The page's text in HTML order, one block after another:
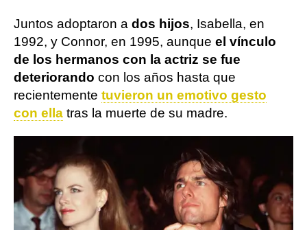
Juntos adoptaron a dos hijos, Isabella, en
1992, y Connor, en 1995, aunque el vínculo
de los hermanos con la actriz se fue
deteriorando con los años hasta que
recientemente tuvieron un emotivo gesto
con ella tras la muerte de su madre.